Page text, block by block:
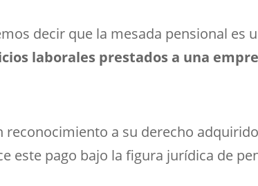
decir que la mesada pensional es
laborales prestados a una
reconocimiento a su derecho
este pago bajo la figura jurídica de